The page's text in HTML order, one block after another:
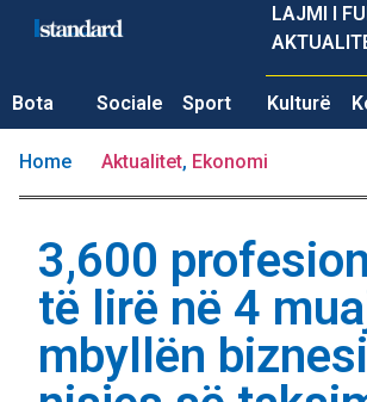
LAJMI I
Bota Sociale Sport Kulturë
Home Aktualitet, Ekonomi
3,600
të lirë në 4
mbyllën